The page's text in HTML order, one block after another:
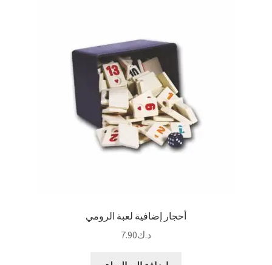
أحجار إضافية لعبة الرومي
د.ك7.90